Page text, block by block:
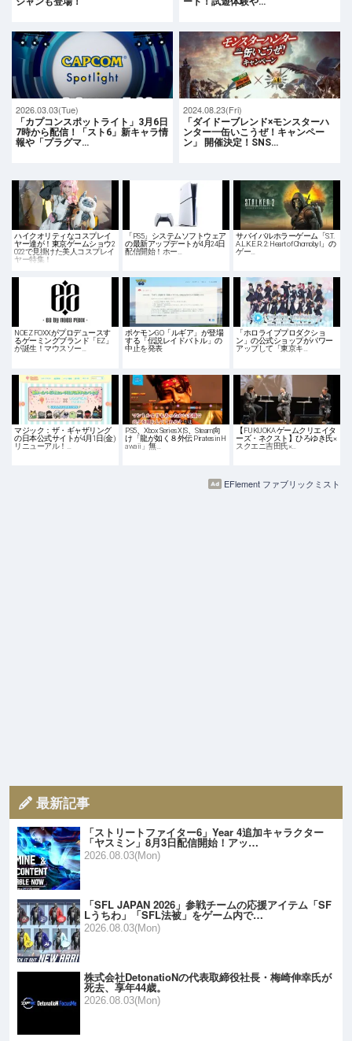
2026.03.03(Tue)
「カプコンスポットライト」3月6日
7時から配信！「スト6」新キャラ情
報や「プラグマ…
2024.08.23(Fri)
「ダイドーブレンド×モンスターハ
ンター一缶いこうぜ！キャンペー
ン」 開催決定！SNS…
ハイクオリティなコスプレイ
ヤー達が！東京ゲームショウ2
022で見掛けた美人コスプレイ
ヤー特集！
「PS5」システムソフトウェア
の最新アップデートが4月24日
配信開始！ホー…
サバイバルホラーゲーム「S.T.
A.L.K.E.R. 2: Heart of Chornobyl」の
ゲー…
NOEZ FOXXがプロデュースす
るゲーミングブランド「EZ」
が誕生！マウスソー…
ポケモンGO「ルギア」が登場
する「伝説レイドバトル」の
中止を発表
「ホロライブプロダクショ
ン」の公式ショップがパワー
アップして「東京キ…
マジック：ザ・ギャザリング
の日本公式サイトが4月1日(金)
リニューアル！…
PS5、Xbox Series X|S、Steam向
け「龍が如く８外伝 Pirates in H
awaii」無…
【FUKUOKA ゲームクリエイタ
ーズ・ネクスト】ひろゆき氏×
スクエニ吉田氏×…
EFlement ファブリックミスト
最新記事
「ストリートファイター6」Year 4追加キャラクター
「ヤスミン」8月3日配信開始！アッ…
2026.08.03(Mon)
「SFL JAPAN 2026」参戦チームの応援アイテム「SF
Lうちわ」「SFL法被」をゲーム内で…
2026.08.03(Mon)
株式会社DetonatioNの代表取締役社長・梅崎伸幸氏が
死去、享年44歳。
2026.08.03(Mon)